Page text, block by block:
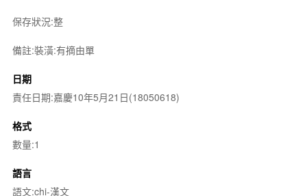
保存狀況:整
備註:裝潢:有摘由單
日期
責任日期:嘉慶10年5月21日(18050618)
格式
數量:1
語言
語文:chi-漢文